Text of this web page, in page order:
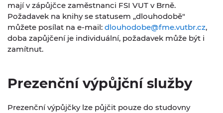
mají v zápůjčce zaměstnanci FSI VUT v Brně.
Požadavek na knihy se statusem „dlouhodobě"
můžete posílat na e-mail: dlouhodobe@fme.vutbr.cz,
doba zapůjčení je individuální, požadavek může být i
zamítnut.
Prezenční výpůjční služby
Prezenční výpůjčky lze půjčit pouze do studovny